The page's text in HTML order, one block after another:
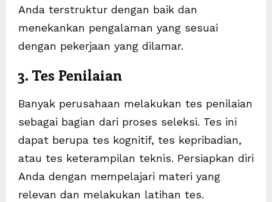
Anda terstruktur dengan baik dan
menekankan pengalaman yang sesuai
dengan pekerjaan yang dilamar.
3. Tes Penilaian
Banyak perusahaan melakukan tes penilaian
sebagai bagian dari proses seleksi. Tes ini
dapat berupa tes kognitif, tes kepribadian,
atau tes keterampilan teknis. Persiapkan diri
Anda dengan mempelajari materi yang
relevan dan melakukan latihan tes.